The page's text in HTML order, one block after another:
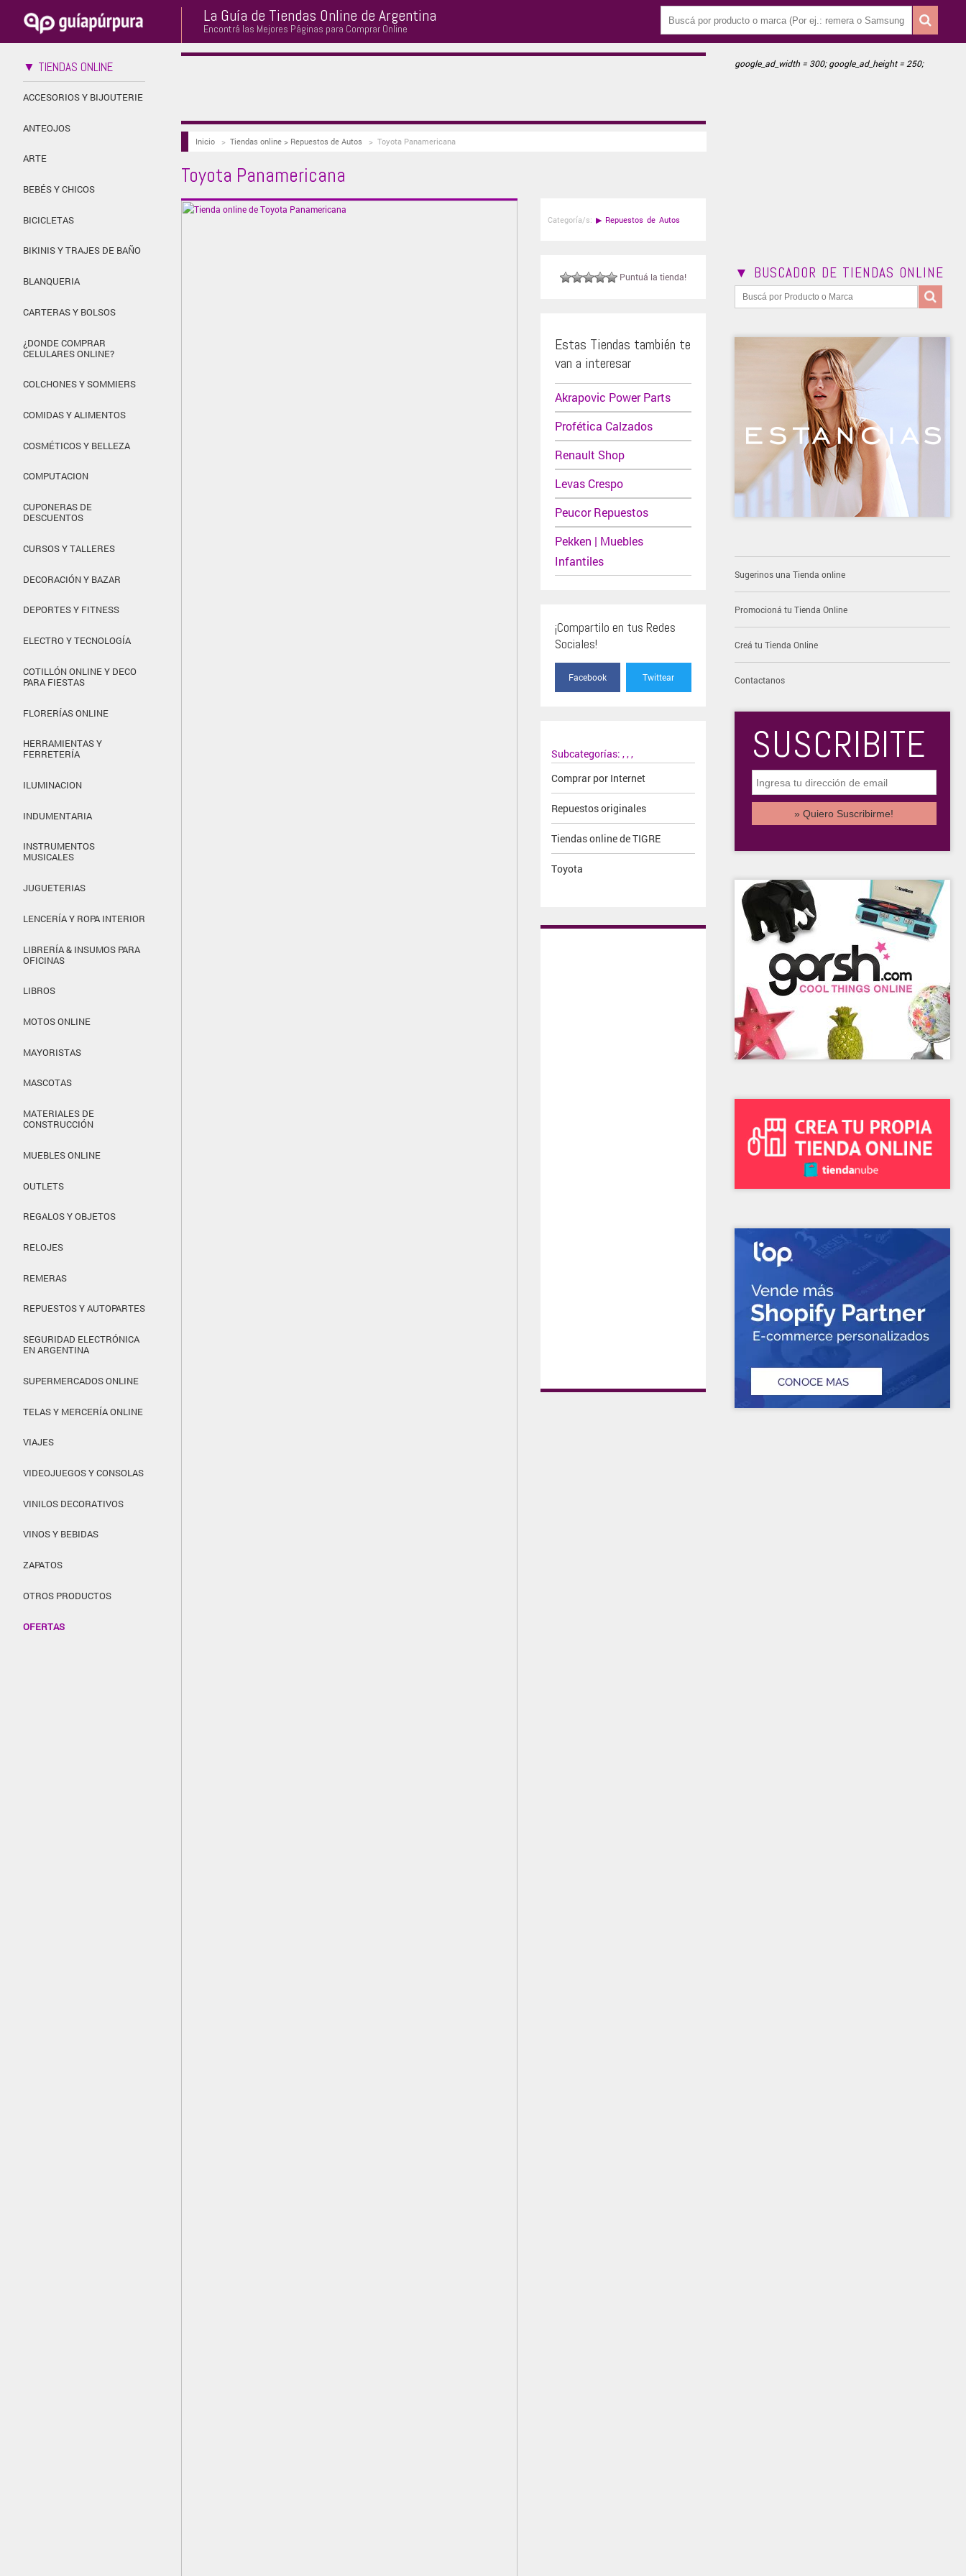
La Guía de Tiendas Online de Argentina
Encontrá las Mejores Páginas para Comprar Online
▼ TIENDAS ONLINE
ACCESORIOS Y BIJOUTERIE
ANTEOJOS
ARTE
BEBÉS Y CHICOS
BICICLETAS
BIKINIS Y TRAJES DE BAÑO
BLANQUERIA
CARTERAS Y BOLSOS
¿DONDE COMPRAR
CELULARES ONLINE?
COLCHONES Y SOMMIERS
COMIDAS Y ALIMENTOS
COSMÉTICOS Y BELLEZA
COMPUTACION
CUPONERAS DE
DESCUENTOS
CURSOS Y TALLERES
DECORACIÓN Y BAZAR
DEPORTES Y FITNESS
ELECTRO Y TECNOLOGÍA
COTILLÓN ONLINE Y DECO
PARA FIESTAS
FLORERÍAS ONLINE
HERRAMIENTAS Y
FERRETERÍA
ILUMINACION
INDUMENTARIA
INSTRUMENTOS
MUSICALES
JUGUETERIAS
LENCERÍA Y ROPA INTERIOR
LIBRERÍA & INSUMOS PARA
OFICINAS
LIBROS
MOTOS ONLINE
MAYORISTAS
MASCOTAS
MATERIALES DE
CONSTRUCCIÓN
MUEBLES ONLINE
OUTLETS
REGALOS Y OBJETOS
RELOJES
REMERAS
REPUESTOS Y AUTOPARTES
SEGURIDAD ELECTRÓNICA
EN ARGENTINA
SUPERMERCADOS ONLINE
TELAS Y MERCERÍA ONLINE
VIAJES
VIDEOJUEGOS Y CONSOLAS
VINILOS DECORATIVOS
VINOS Y BEBIDAS
ZAPATOS
OTROS PRODUCTOS
OFERTAS
Inicio> Tiendas online > Repuestos de Autos > Toyota Panamericana
Toyota Panamericana
Categoría/s: ▶ Repuestos de Autos
Puntuá la tienda!
Estas Tiendas también te
van a interesar
Akrapovic Power Parts
Profética Calzados
Renault Shop
Levas Crespo
Peucor Repuestos
Pekken | Muebles
Infantiles
¡Compartilo en tus Redes
Sociales!
Facebook Twittear
Subcategorías:
Comprar por Internet
,
Repuestos originales
,
Tiendas online de TIGRE
,
Toyota
google_ad_width = 300; google_ad_height = 250;
▼ BUSCADOR DE TIENDAS ONLINE
Sugerinos una Tienda online
Promocioná tu Tienda Online
Creá tu Tienda Online
Contactanos
SUSCRIBITE